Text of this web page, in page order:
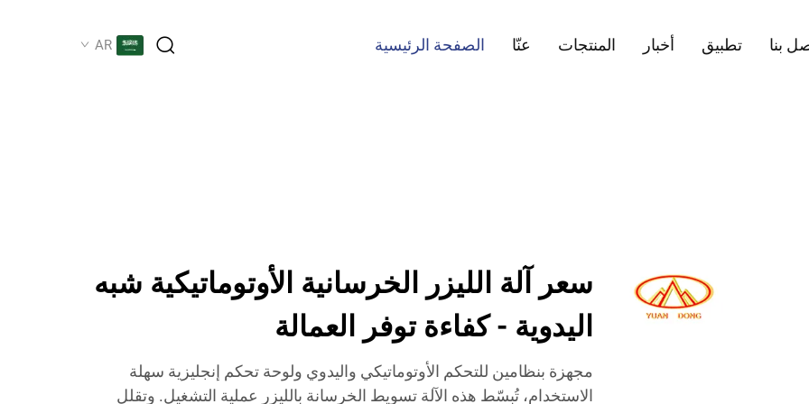
الصفحة الرئيسية عنّا المنتجات أخبار تطبيق بنا AR
سعر آلة الليزر الخرسانية الأوتوماتيكية شبه
اليدوية - كفاءة توفر العمالة
مجهزة بنظامين للتحكم الأوتوماتيكي واليدوي ولوحة تحكم إنجليزية سهلة
الاستخدام، تُبسّط هذه الآلة تسويط الخرسانة بالليزر عملية التشغيل. وتقلل